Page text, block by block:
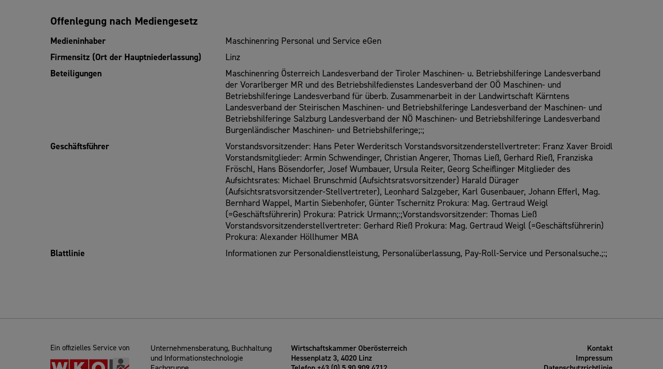
Offenlegung nach Mediengesetz
Medieninhaber
Maschinenring Personal und Service eGen
Firmensitz (Ort der Hauptniederlassung)
Linz
Beteiligungen
Maschinenring Österreich Landesverband der Tiroler Maschinen- u. Betriebshilferinge Landesverband
der Vorarlberger MR und des Betriebshilfedienstes Landesverband der OÖ Maschinen- und
Betriebshilferinge Landesverband für überb. Zusammenarbeit in der Landwirtschaft Kärntens
Landesverband der Steirischen Maschinen- und Betriebshilferinge Landesverband der Maschinen- und
Betriebshilferinge Salzburg Landesverband der NÖ Maschinen- und Betriebshilferinge Landesverband
Burgenländischer Maschinen- und Betriebshilferinge;:;
Geschäftsführer
Vorstandsvorsitzender: Hans Peter Werderitsch Vorstandsvorsitzenderstellvertreter: Franz Xaver Broidl
Vorstandsmitglieder: Armin Schwendinger, Christian Angerer, Thomas Ließ, Gerhard Rieß, Franziska
Fröschl, Hans Bösendorfer, Josef Wumbauer, Ursula Reiter, Georg Scheiflinger Mitglieder des
Aufsichtsrates: Michael Brunschmid (Aufsichtsratsvorsitzender) Harald Dürager
(Aufsichtsratsvorsitzender-Stellvertreter), Leonhard Salzgeber, Karl Gusenbauer, Johann Efferl, Mag.
Bernhard Wappel, Martin Siebenhofer, Günter Tschernitz Prokura: Mag. Gertraud Weigl
(=Geschäftsführerin) Prokura: Patrick Urmann;:;Vorstandsvorsitzender: Thomas Ließ
Vorstandsvorsitzenderstellvertreter: Gerhard Rieß Prokura: Mag. Gertraud Weigl (=Geschäftsführerin)
Prokura: Alexander Höllhumer MBA
Blattlinie
Informationen zur Personaldienstleistung, Personalüberlassung, Pay-Roll-Service und Personalsuche.;:;
Ein offizielles Service von
Unternehmensberatung, Buchhaltung
und Informationstechnologie
Wirtschaftskammer Oberösterreich
Hessenplatz 3, 4020 Linz
Kontakt
Impressum